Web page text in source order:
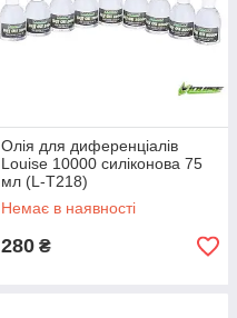
Олія для диференціалів
Louise 10000 силіконова 75
мл (L-T218)
Немає в наявності
280 ₴